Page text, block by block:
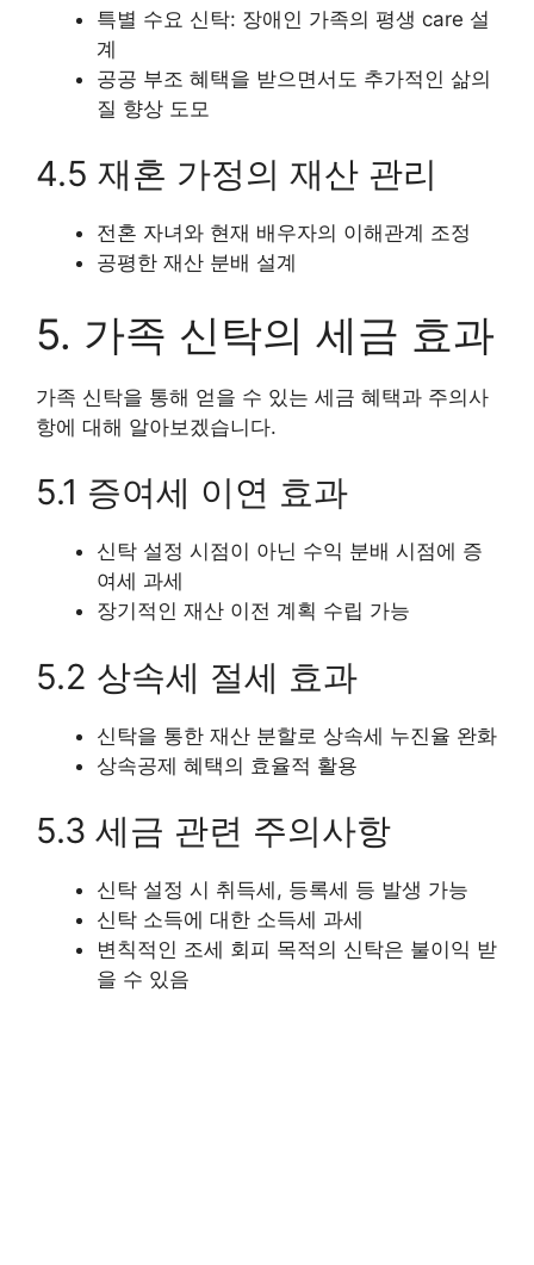
특별 수요 신탁: 장애인 가족의 평생 care 설
계
공공 부조 혜택을 받으면서도 추가적인 삶의
질 향상 도모
4.5 재혼 가정의 재산 관리
전혼 자녀와 현재 배우자의 이해관계 조정
공평한 재산 분배 설계
5. 가족 신탁의 세금 효과
가족 신탁을 통해 얻을 수 있는 세금 혜택과 주의사
항에 대해 알아보겠습니다.
5.1 증여세 이연 효과
신탁 설정 시점이 아닌 수익 분배 시점에 증
여세 과세
장기적인 재산 이전 계획 수립 가능
5.2 상속세 절세 효과
신탁을 통한 재산 분할로 상속세 누진율 완화
상속공제 혜택의 효율적 활용
5.3 세금 관련 주의사항
신탁 설정 시 취득세, 등록세 등 발생 가능
신탁 소득에 대한 소득세 과세
변칙적인 조세 회피 목적의 신탁은 불이익 받
을 수 있음